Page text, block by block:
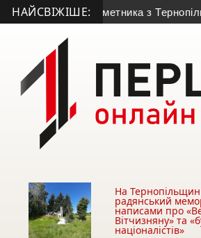
НАЙСВІЖІШЕ:
гранатометника з Тернопільщини:
На
радянський
написами про
Вітчизняну» та
націоналістів»